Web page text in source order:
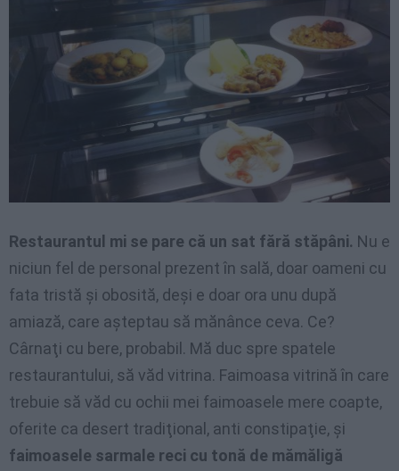
Restaurantul mi se pare că un sat fără stăpâni. Nu e
niciun fel de personal prezent în sală, doar oameni cu
fata tristă şi obosită, deşi e doar ora unu după
amiază, care aşteptau să mănânce ceva. Ce?
Cârnaţi cu bere, probabil. Mă duc spre spatele
restaurantului, să văd vitrina. Faimoasa vitrină în care
trebuie să văd cu ochii mei faimoasele mere coapte,
oferite ca desert tradiţional, anti constipaţie, şi
faimoasele sarmale reci cu tonă de mămăligă